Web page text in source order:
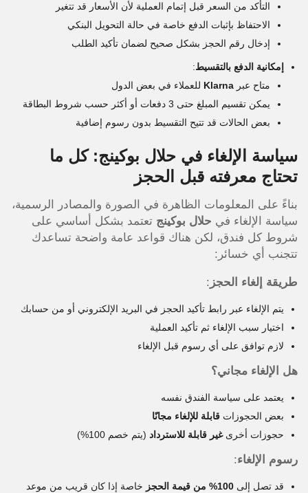
التأكد من السعر قبل إتمام العملية لأن الأسعار قد تتغير
الاحتفاظ بإثبات الدفع خاصة في حالة التحويل البنكي
إدخال رقم الحجز بشكل صحيح لضمان تأكيد الطلب
إمكانية الدفع بالتقسيط:
متاح عبر Klarna للعملاء في بعض الدول
يمكن تقسيم المبلغ حتى 3 دفعات أو أكثر حسب شروط البطاقة
بعض الحالات قد تتيح التقسيط بدون رسوم إضافية
سياسة الإلغاء في حلال بوكينج: كل ما
تحتاج معرفته قبل الحجز
بناءً على المعلومات الظاهرة في الصورة والمصادر الرسمية،
سياسة الإلغاء في حلال بوكينج تعتمد بشكل أساسي على
شروط كل فندق، لكن هناك قواعد عامة واضحة تساعدك
تتجنب أي خسائر:
طريقة إلغاء الحجز :
يتم الإلغاء عبر رابط تأكيد الحجز في البريد الإلكتروني أو من حسابك
اختيار سبب الإلغاء ثم تأكيد العملية
لازم توافق على أي رسوم قبل الإلغاء
هل الإلغاء مجاني؟
يعتمد على سياسة الفندق نفسه
بعض الحجوزات قابلة للإلغاء مجانًا
حجوزات أخرىغير قابلة للاسترداد (يتم خصم 100%)
رسوم الإلغاء:
قد تصل إلى 100% من قيمة الحجز
خاصة إذا كان قريب من موعد